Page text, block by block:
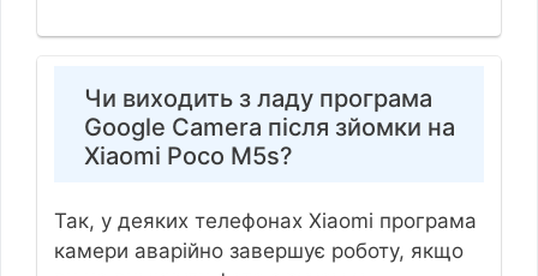
Чи виходить з ладу програма
Google Camera після зйомки на
Xiaomi Poco M5s?
Так, у деяких телефонах Xiaomi програма
камери аварійно завершує роботу, якщо